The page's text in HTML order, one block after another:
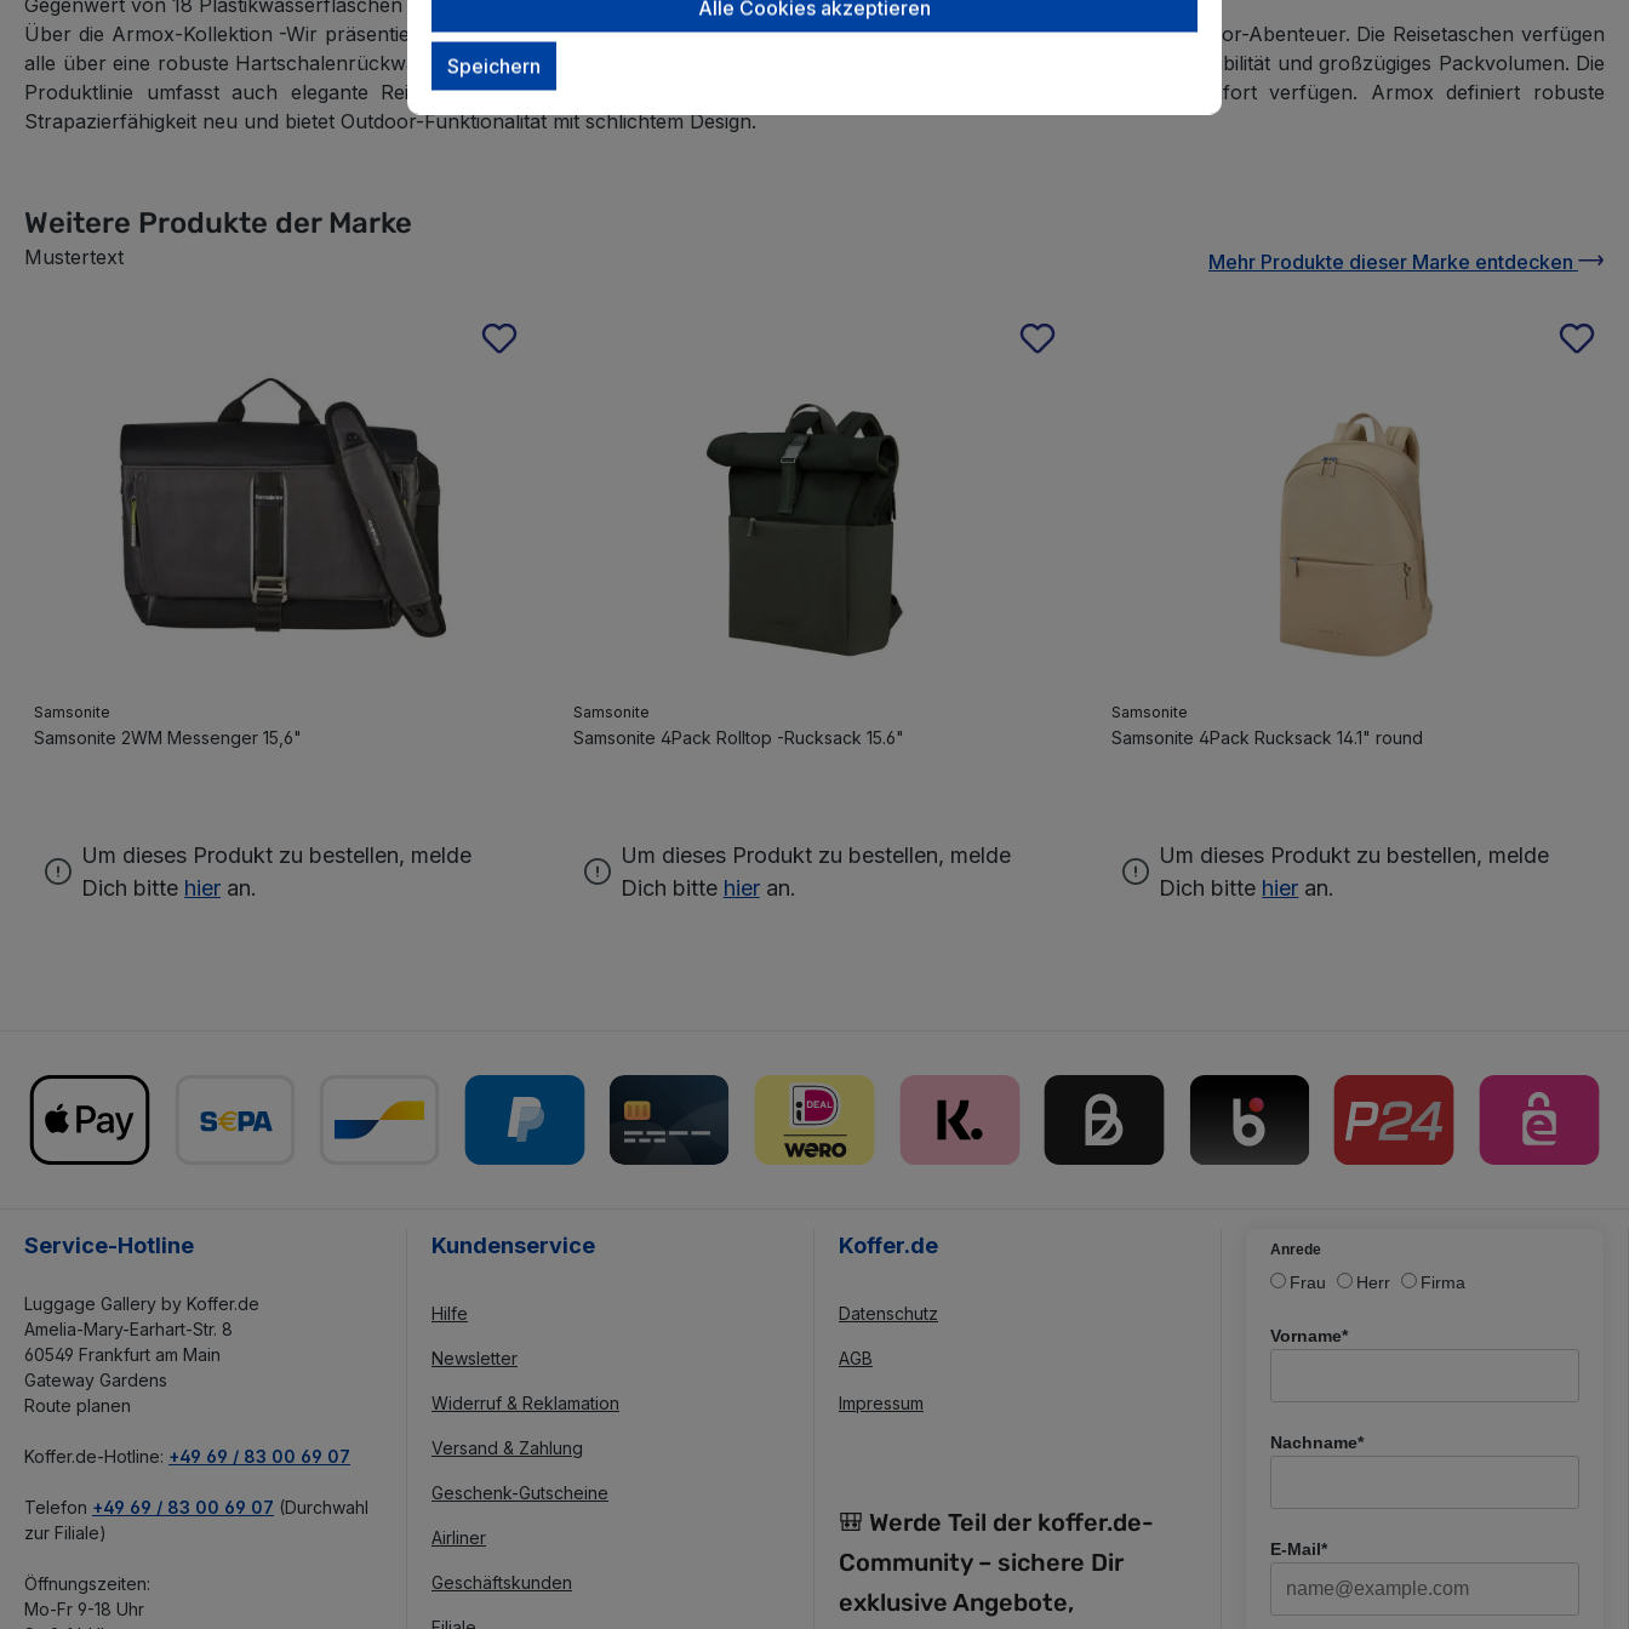
Gegenwert von 18 Plastikwasserflaschen (0,5 l - 20 g) vor der Mülldeponie bewahrt wird.
Über die Armox-Kollektion -Wir präsentieren Ihnen Armox: der perfekte Mix aus Stabilität, Leichtigkeit und Innovation für Outdoor-Abenteuer. Die Reisetaschen verfügen
alle über eine robuste Hartschalenrückwand für unübertroffenen Schutz, gepaart mit einer leichten Gewebevorderseite für Flexibilität und großzügiges Packvolumen. Die
Produktlinie umfasst auch elegante Reiserucksäcke und -taschen, die alle über ein Bekleidungsfach für ultimativen Komfort verfügen. Armox definiert robuste
Strapazierfähigkeit neu und bietet Outdoor-Funktionalität mit schlichtem Design.
Weitere Produkte der Marke
Mustertext Mehr Produkte dieser Marke entdecken
Samsonite
Samsonite 2WM Messenger 15,6"
Um dieses Produkt zu bestellen, melde
Dich bitte hier an.
Samsonite
Samsonite 4Pack Rolltop -Rucksack 15.6"
Um dieses Produkt zu bestellen, melde
Dich bitte hieran.
Samsonite
Samsonite 4Pack Rucksack 14.1" round
Um dieses Produkt zu bestellen, melde
Dich bitte hier an.
Service-Hotline
Luggage Gallery by Koffer.de
Amelia-Mary-Earhart-Str. 8
60549 Frankfurt am Main
Gateway Gardens
Route planen
Koffer.de-Hotline: +49 69 / 83 00 69 07
Telefon +49 69 / 83 00 69 07 (Durchwahl
zur Filiale)
Öffnungszeiten:
Mo-Fr 9-18 Uhr
Kundenservice
Hilfe
Newsletter
Widerruf & Reklamation
Versand & Zahlung
Geschenk-Gutscheine
Airliner
Geschäftskunden
Koffer.de
Datenschutz
AGB
Impressum
🎒 Werde Teil der koffer.de-
Community – sichere Dir
exklusive Angebote,
Anrede
Frau Herr Firma
Vorname*
Nachname*
E-Mail*
Alle Cookies akzeptieren
Speichern